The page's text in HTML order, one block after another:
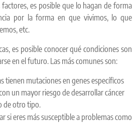
es posible que lo hagan de forma
por la forma en que vivimos, lo que
etc.
es posible conocer qué condiciones son
en el futuro. Las más comunes son:
tienen mutaciones en genes específicos
un mayor riesgo de desarrollar cáncer
de otro tipo.
si eres más susceptible a problemas como